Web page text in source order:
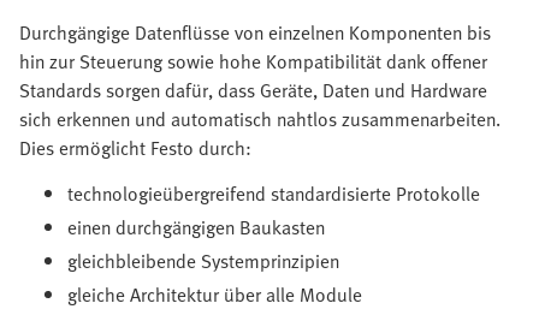
Durchgängige Datenflüsse von einzelnen Komponenten bis
hin zur Steuerung sowie hohe Kompatibilität dank offener
Standards sorgen dafür, dass Geräte, Daten und Hardware
sich erkennen und automatisch nahtlos zusammenarbeiten.
Dies ermöglicht Festo durch:
technologieübergreifend standardisierte Protokolle
einen durchgängigen Baukasten
gleichbleibende Systemprinzipien
gleiche Architektur über alle Module